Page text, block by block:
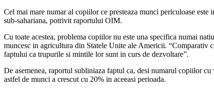
Cel mai mare numar al copiilor ce presteaza munci periculoase este
sub-sahariana, potrivit raportului OIM.
Cu toate acestea, problema copiilor nu este una specifica numai
muncesc in agricultura din Statele Unite ale Americii. “Comparativ
faptului ca trupurile si mintile lor sunt in curs de dezvoltare”.
De asemenea, raportul subliniaza faptul ca, desi numarul copiilor
astfel de munci a crescut cu 20% in aceeasi perioada.